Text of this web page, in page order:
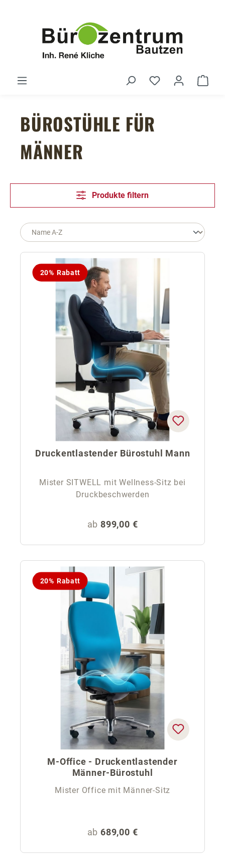
Du hast 0
BÜROSTÜHLE FÜR
MÄNNER
Produkte filtern
20% Rabatt
Druckentlastender Bürostuhl Mann
Mister SITWELL mit Wellness-Sitz bei
Druckbeschwerden
Regulärer Preis:
ab 899,00 €
20% Rabatt
M-Office - Druckentlastender
Männer-Bürostuhl
Mister Office mit Männer-Sitz
Regulärer Preis:
ab 689,00 €